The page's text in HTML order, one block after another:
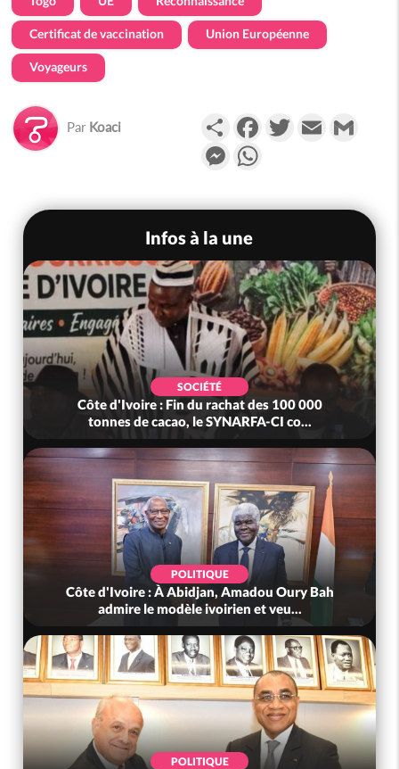
Certificat de vaccination Union Européenne
Voyageurs
Par Koaci PartagerFacebookTwitterEmail
Messenger
Infos à la une
SOCIÉTÉ
Côte d'Ivoire : Fin du rachat des 100 000
tonnes de cacao, le SYNARFA-CI co...
POLITIQUE
Côte d'Ivoire : À Abidjan, Amadou Oury Bah
admire le modèle ivoirien et veu...
POLITIQUE